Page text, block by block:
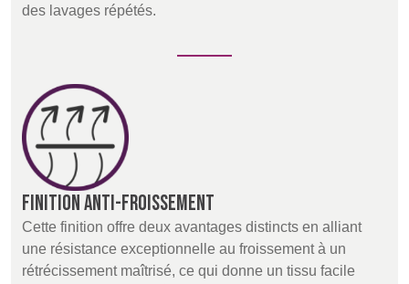
des lavages répétés.
Finition anti-froissement
Cette finition offre deux avantages distincts en alliant
une résistance exceptionnelle au froissement à un
rétrécissement maîtrisé, ce qui donne un tissu facile